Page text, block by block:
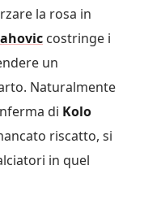
la rosa in
costringe i
un
Naturalmente
di Kolo
riscatto, si
in quel